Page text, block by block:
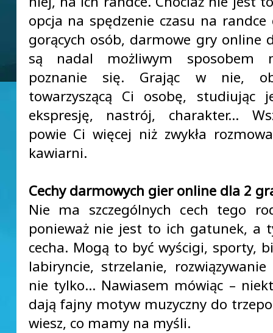
opcja na spędzenie czasu na
gorących osób, darmowe gry online
są nadal możliwym sposobem
poznanie się. Grając w nie,
towarzyszącą Ci osobę, studiując
ekspresję, nastrój, charakter…
powie Ci więcej niż zwykła
kawiarni.
Cechy darmowych gier online dla 2
Nie ma szczególnych cech tego
ponieważ nie jest to ich gatunek, a
cecha. Mogą to być wyścigi, sporty,
labiryncie, strzelanie,
nie tylko… Nawiasem mówiąc –
dają fajny motyw muzyczny do
wiesz, co mamy na myśli.